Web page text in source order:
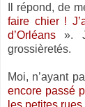
Il répond, de
faire chier !
d’Orléans ».
grossièretés.
Moi, n’ayant
encore passé
les petites